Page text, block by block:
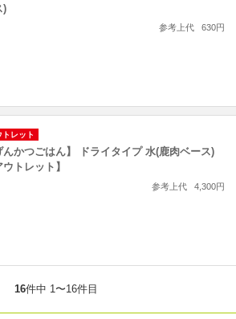
)
参考上代 630円
トレット
んかつごはん】 ドライタイプ 水(鹿肉ベース)
ウトレット】
参考上代 4,300円
16件中 1〜16件目